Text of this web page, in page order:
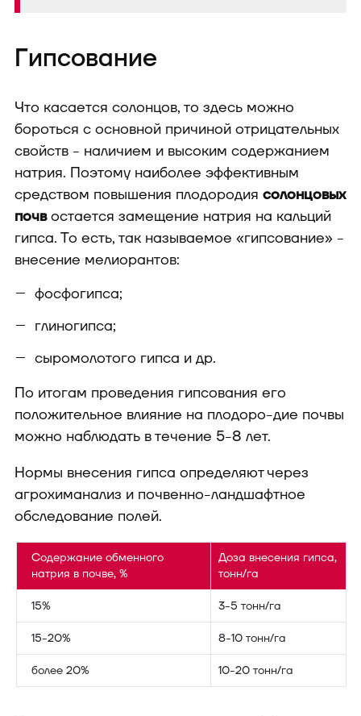
Гипсование
Что касается солонцов, то здесь можно
бороться с основной причиной отрицательных
свойств - наличием и высоким содержанием
натрия. Поэтому наиболее эффективным
средством повышения плодородия солонцовых
почвостается замещение натрия на кальций
гипса. То есть, так называемое «гипсование» -
внесение мелиорантов:
фосфогипса;
глиногипса;
сыромолотого гипса и др.
По итогам проведения гипсования его
положительное влияние на плодоро-дие почвы
можно наблюдать в течение 5-8 лет.
Нормы внесения гипса определяют через
агрохиманализ и почвенно-ландшафтное
обследование полей.
Содержание обменного
натрия в почве, %
Доза внесения гипса,
тонн/га
15% 3-5 тонн/га
15-20% 8-10 тонн/га
более 20% 10-20 тонн/га